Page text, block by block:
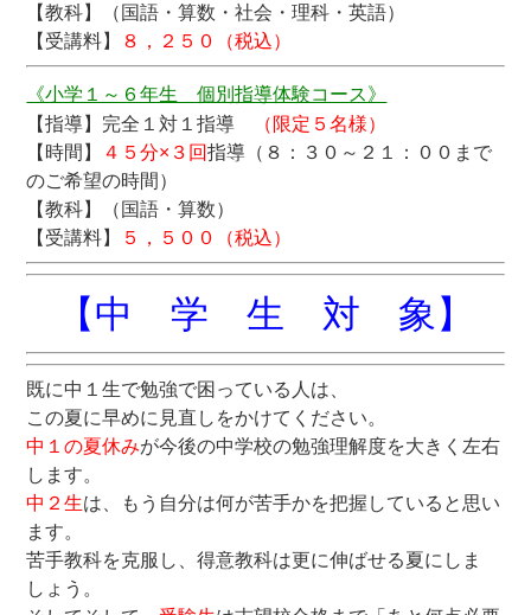
【教科】（国語・算数・社会・理科・英語）
【受講料】
８，２５０（税込）
《小学１～６年生 個別指導体験コース》
【指導】完全１対１指導
（限定５名様）
【時間】
４５分×３回指導（８：３０～２１：００まで
のご希望の時間）
【教科】（国語・算数）
【受講料】
５，５００（税込）
【中 学 生 対 象】
既に中１生で勉強で困っている人は、
この夏に早めに見直しをかけてください。
中１の夏休みが今後の中学校の勉強理解度を大きく左右
します。
中２生は、もう自分は何が苦手かを把握していると思い
ます。
苦手教科を克服し、得意教科は更に伸ばせる夏にしま
しょう。